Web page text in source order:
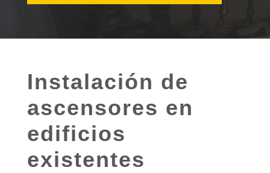
Instalación de
ascensores en
edificios
existentes